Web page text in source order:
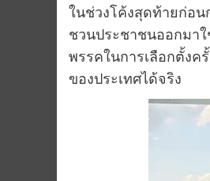
ในช่วงโค้งสุดท้ายก่อน
ชวนประชาชนออกมาใ
พรรคในการเลือกตั้งค
ของประเทศได้จริง